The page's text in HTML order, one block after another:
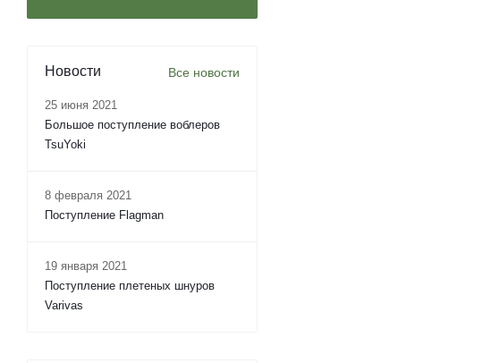
Новости Все новости
25 июня 2021
Большое поступление воблеров
TsuYoki
8 февраля 2021
Поступление Flagman
19 января 2021
Поступление плетеных шнуров
Varivas